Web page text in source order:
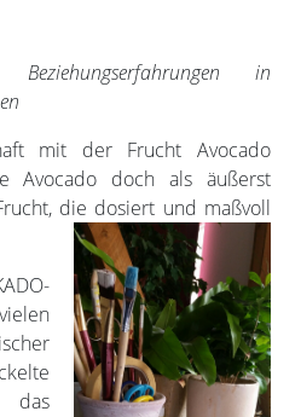
Beziehungserfahrungen in
mit der Frucht Avocado
Avocado doch als äußerst
die dosiert und maßvoll
das